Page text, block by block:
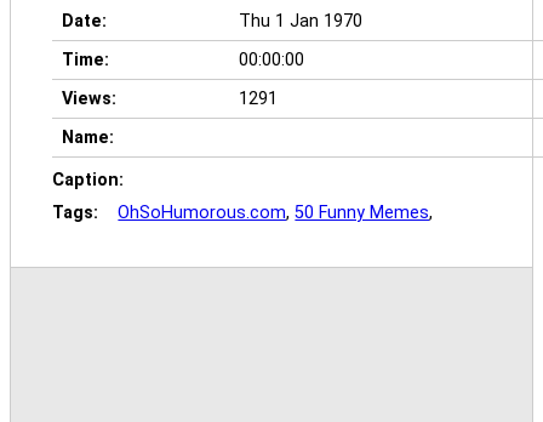
Date:
Thu 1 Jan 1970
Time:
00:00:00
Views:
1291
Name:
Caption:
Tags:
OhSoHumorous.com,50 Funny Memes,